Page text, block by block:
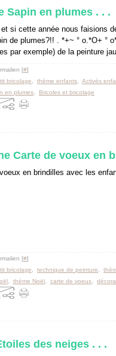
Sapin en plumes . . .
si cette année nous faisions
de plumes?!! . *+~ ° o.*O+ °
par exemple) de la peinture
[#]
bricolage thème enfants Activés
en plumes Bricoles et bricolage
Carte de voeux en
[#]
bricolage technique de peinture
thème Noël carte de voeux
des neiges . . .